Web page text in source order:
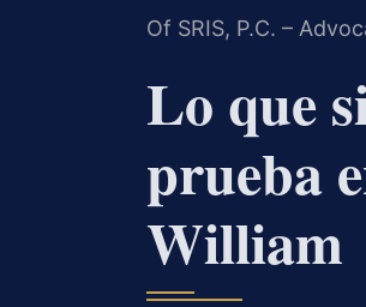
Of SRIS, P.C. –
Lo que
prueba
William